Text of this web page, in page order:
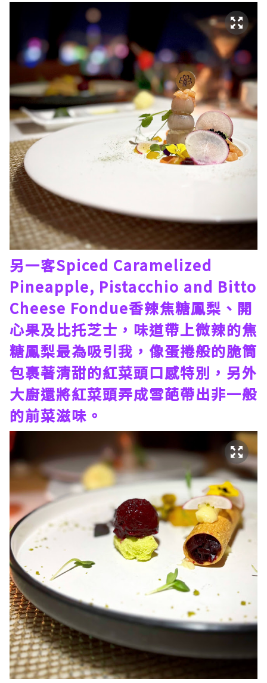
另一客Spiced Caramelized
Pineapple, Pistacchio and Bitto
Cheese Fondue香辣焦糖鳳梨、開
心果及比托芝士，味道帶上微辣的焦
糖鳳梨最為吸引我，像蛋捲般的脆筒
包裹著清甜的紅菜頭口感特別，另外
大廚還將紅菜頭弄成雪葩帶出非一般
的前菜滋味。